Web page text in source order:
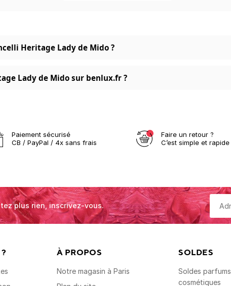
Heritage Lady de Mido ?
Lady de Mido sur benlux.fr ?
Paiement sécurisé
CB / PayPal / 4x sans frais
Faire un retour ?
C’est simple et rapide
plus rien, inscrivez-vous.
À PROPOS
Notre magasin à Paris
SOLDES
Soldes
cosmétiques